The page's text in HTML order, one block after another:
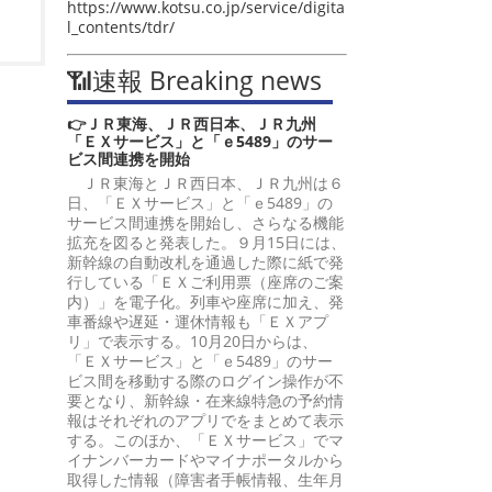
https://www.kotsu.co.jp/service/digita
l_contents/tdr/
📶速報 Breaking news
👉ＪＲ東海、ＪＲ西日本、ＪＲ九州
「ＥＸサービス」と「ｅ5489」のサー
ビス間連携を開始
ＪＲ東海とＪＲ西日本、ＪＲ九州は６
日、「ＥＸサービス」と「ｅ5489」の
サービス間連携を開始し、さらなる機能
拡充を図ると発表した。９月15日には、
新幹線の自動改札を通過した際に紙で発
行している「ＥＸご利用票（座席のご案
内）」を電子化。列車や座席に加え、発
車番線や遅延・運休情報も「ＥＸアプ
リ」で表示する。10月20日からは、
「ＥＸサービス」と「ｅ5489」のサー
ビス間を移動する際のログイン操作が不
要となり、新幹線・在来線特急の予約情
報はそれぞれのアプリでをまとめて表示
する。このほか、「ＥＸサービス」でマ
イナンバーカードやマイナポータルから
取得した情報（障害者手帳情報、生年月